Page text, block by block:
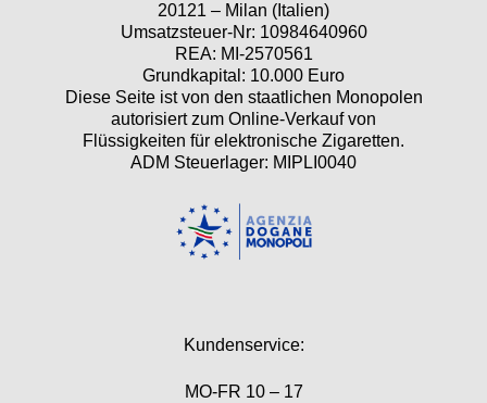
20121 – Milan (Italien)
Umsatzsteuer-Nr: 10984640960
REA: MI-2570561
Grundkapital: 10.000 Euro
Diese Seite ist von den staatlichen Monopolen
autorisiert zum Online-Verkauf von
Flüssigkeiten für elektronische Zigaretten.
ADM Steuerlager: MIPLI0040
Kundenservice:
MO-FR 10 – 17